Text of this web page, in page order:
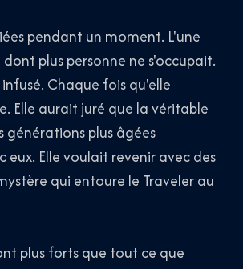
pendant un moment. L'une
plus personne ne s'occupait.
Chaque fois qu'elle
Elle aurait juré que la véritable
plus âgées
Elle voulait revenir avec des
qui entoure le Traveler au
plus forts que tout ce que